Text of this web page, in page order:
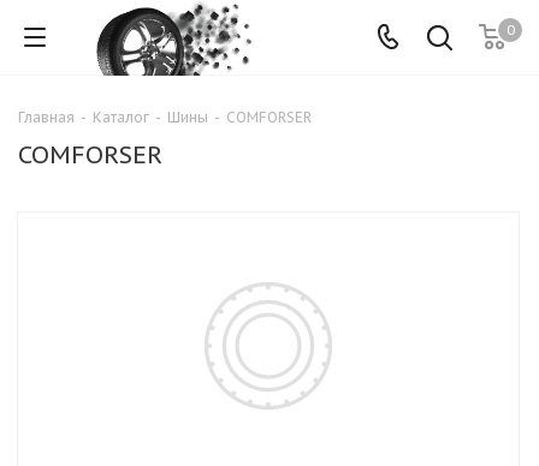
0
Главная - Каталог - Шины - COMFORSER
COMFORSER